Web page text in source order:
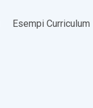
Esempi Curriculum